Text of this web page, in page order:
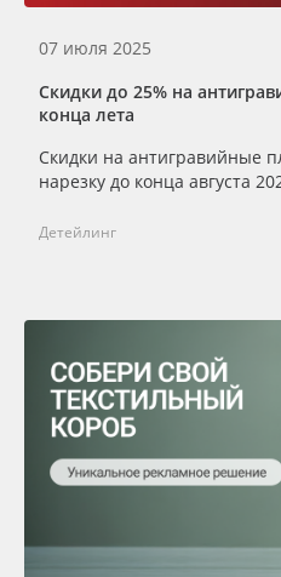
07 июля 2025
Скидки до 25% на
конца лета
Скидки на антигравийные
нарезку до конца августа
Детейлинг